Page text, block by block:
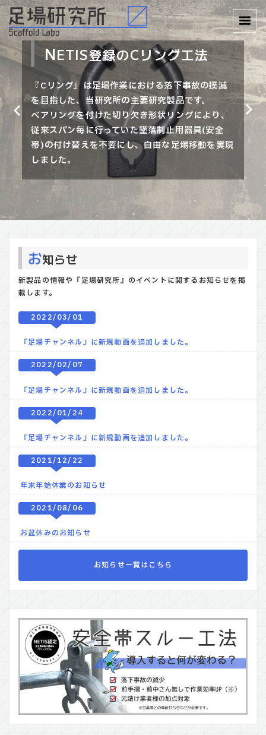
特許取得率100% 足場研究所
『足場研究所』は、職人自らが考案・製作した製
品を販売することにより「足場作業における落下
事故の撲滅」を目指す研究所です。
現場ならではの目線によるアイデアを低コストで
製品化、より安全な製品を普及することを使命
に、日々研究に取り組んでいます。
NETIS登録のCリング工法
『Cリング』は足場作業における落下事故の撲滅
を目指した、当研究所の主要研究製品です。
ベアリングを付けた切り欠き形状リングにより、
従来スパン毎に行っていた墜落制止用器具(安全
帯)の付け替えを不要にし、自由な足場移動を実現
しました。
『クサビハンガー(PAT）』
『クサビハンガー』は、溝に差し込むだけの簡単
セットで、最大8本の支柱を一度に吊り上げるこ
とができます。
玉掛の工程が不要。誰にでも簡単に、枠材・アン
チの50回吊り上げで、約1時間の時間短縮を実現
します。
仮設工業会指定工場に認定
『足場研究所（有限会社ステップアップ）』は仮
設工業会の指定工場に認定されております。
この認定制度は「経年仮設機材管理基準適用工場
規程」に基づく社内管理規程により、機材の整
備・修理等を適正に管理する機材センターを認定
するものです。
お知らせ
新製品の情報や『足場研究所』のイベントに関するお知らせを掲
載します。
2022/03/01
『足場チャンネル』に新規動画を追加しました。
2022/02/07
『足場チャンネル』に新規動画を追加しました。
2022/01/24
『足場チャンネル』に新規動画を追加しました。
2021/12/22
年末年始休業のお知らせ
2021/08/06
お盆休みのお知らせ
お知らせ一覧はこちら